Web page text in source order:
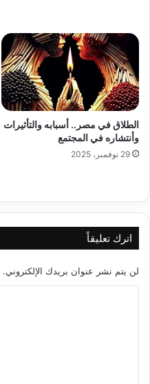
الطلاق في مصر.. أسبابه والتأثيرات
وأنتشاره في المجتمع
29 نوفمبر، 2025
اترك تعليقاً
لن يتم نشر عنوان بريدك الإلكتروني.